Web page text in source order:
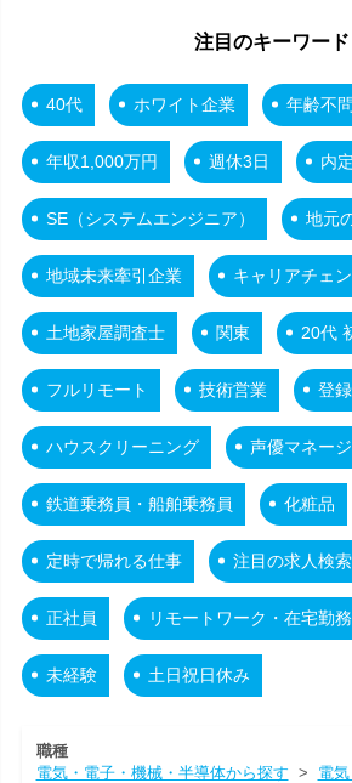
注目のキーワード
40代 ホワイト企業 年齢不問
年収1,000万円 週休3日 内
SE（システムエンジニア） 地元
地域未来牽引企業 キャリアチェ
土地家屋調査士 関東 20代
フルリモート 技術営業 登
ハウスクリーニング 声優マネー
鉄道乗務員・船舶乗務員 化粧品
定時で帰れる仕事 注目の求人検
正社員 リモートワーク・在宅勤務
未経験 土日祝日休み
職種
電気・電子・機械・半導体から探す > 電